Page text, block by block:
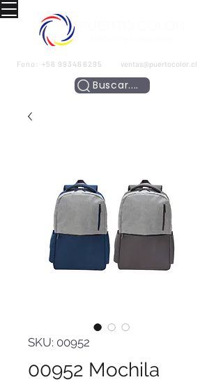
Fono: +56 993466295 ventas@puertocolor.cl
Buscar....
SKU: 00952
00952 Mochila